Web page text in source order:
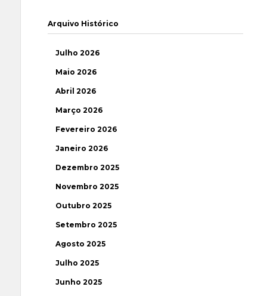
Arquivo Histórico
Julho 2026
Maio 2026
Abril 2026
Março 2026
Fevereiro 2026
Janeiro 2026
Dezembro 2025
Novembro 2025
Outubro 2025
Setembro 2025
Agosto 2025
Julho 2025
Junho 2025